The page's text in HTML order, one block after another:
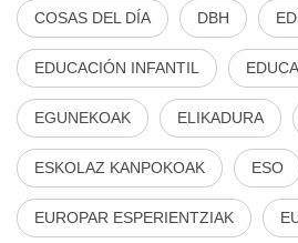
COSAS DEL DÍA DBH
EDUCACIÓN INFANTIL
EGUNEKOAK ELIKADURA
ESKOLAZ KANPOKOAK ESO
EUROPAR ESPERIENTZIAK